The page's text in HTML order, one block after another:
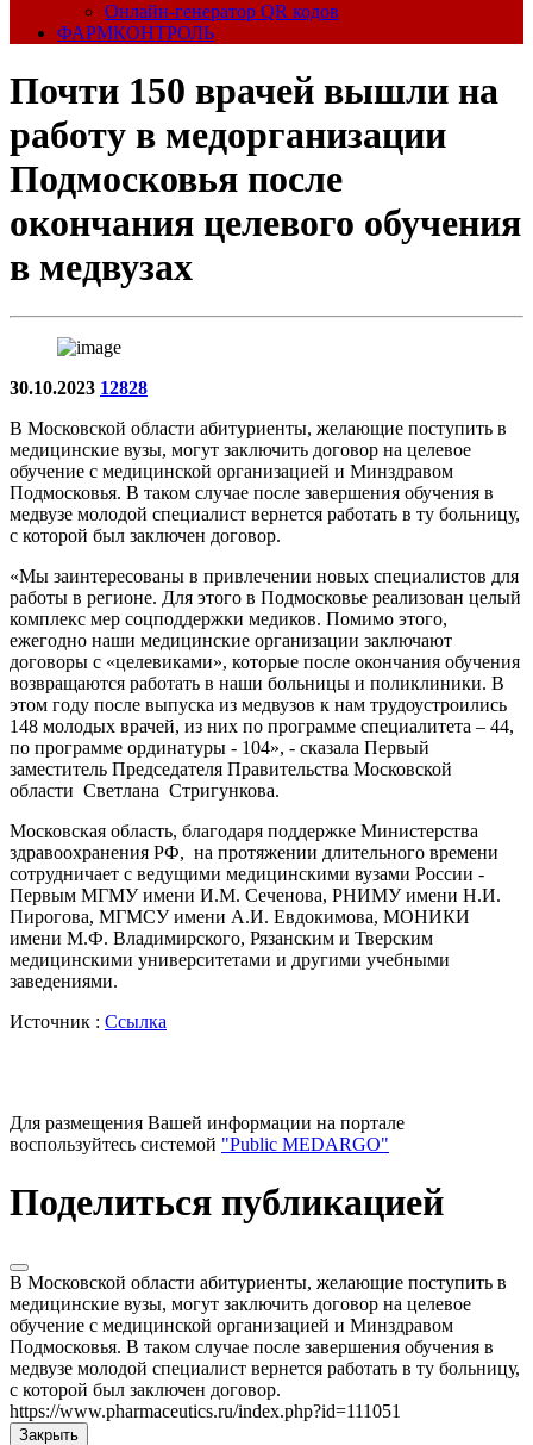
Онлайн-генератор QR кодов
ФАРМКОНТРОЛЬ
Почти 150 врачей вышли на
работу в медорганизации
Подмосковья после
окончания целевого обучения
в медвузах
30.10.2023 12828
В Московской области абитуриенты, желающие поступить в
медицинские вузы, могут заключить договор на целевое
обучение с медицинской организацией и Минздравом
Подмосковья. В таком случае после завершения обучения в
медвузе молодой специалист вернется работать в ту больницу,
с которой был заключен договор.
«Мы заинтересованы в привлечении новых специалистов для
работы в регионе. Для этого в Подмосковье реализован целый
комплекс мер соцподдержки медиков. Помимо этого,
ежегодно наши медицинские организации заключают
договоры с «целевиками», которые после окончания обучения
возвращаются работать в наши больницы и поликлиники. В
этом году после выпуска из медвузов к нам трудоустроились
148 молодых врачей, из них по программе специалитета – 44,
по программе ординатуры - 104», - сказала Первый
заместитель Председателя Правительства Московской
области Светлана Стригункова.
Московская область, благодаря поддержке Министерства
здравоохранения РФ, на протяжении длительного времени
сотрудничает с ведущими медицинскими вузами России -
Первым МГМУ имени И.М. Сеченова, РНИМУ имени Н.И.
Пирогова, МГМСУ имени А.И. Евдокимова, МОНИКИ
имени М.Ф. Владимирского, Рязанским и Тверским
медицинскими университетами и другими учебными
заведениями.
Источник : Ссылка
Для размещения Вашей информации на портале
воспользуйтесь системой "Public MEDARGO"
Поделиться публикацией
В Московской области абитуриенты, желающие поступить в
медицинские вузы, могут заключить договор на целевое
обучение с медицинской организацией и Минздравом
Подмосковья. В таком случае после завершения обучения в
медвузе молодой специалист вернется работать в ту больницу,
с которой был заключен договор.
https://www.pharmaceutics.ru/index.php?id=111051
Закрыть